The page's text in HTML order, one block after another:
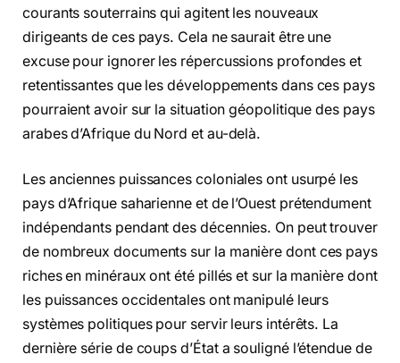
courants souterrains qui agitent les nouveaux
dirigeants de ces pays. Cela ne saurait être une
excuse pour ignorer les répercussions profondes et
retentissantes que les développements dans ces pays
pourraient avoir sur la situation géopolitique des pays
arabes d’Afrique du Nord et au-delà.
Les anciennes puissances coloniales ont usurpé les
pays d’Afrique saharienne et de l’Ouest prétendument
indépendants pendant des décennies. On peut trouver
de nombreux documents sur la manière dont ces pays
riches en minéraux ont été pillés et sur la manière dont
les puissances occidentales ont manipulé leurs
systèmes politiques pour servir leurs intérêts. La
dernière série de coups d’État a souligné l’étendue de